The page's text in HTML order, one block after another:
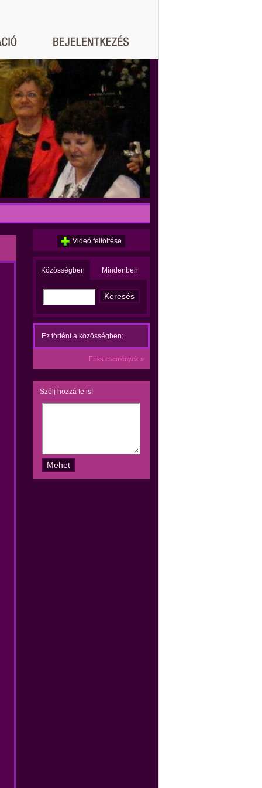
Videó feltöltése
Közösségben Mindenben
Ez történt a közösségben:
Friss események »
Szólj hozzá te is!